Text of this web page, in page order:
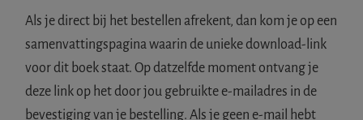
Als je direct bij het bestellen afrekent, dan kom je op een
samenvattingspagina waarin de unieke download-link
voor dit boek staat. Op datzelfde moment ontvang je
deze link op het door jou gebruikte e-mailadres in de
bevestiging van je bestelling. Als je geen e-mail hebt